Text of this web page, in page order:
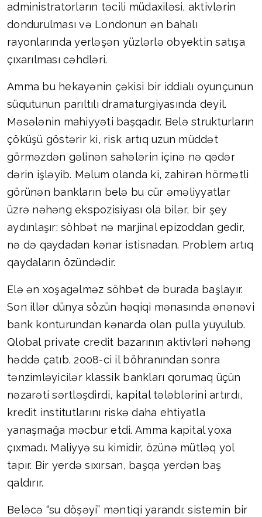
administratorların təcili müdaxiləsi, aktivlərin
dondurulması və Londonun ən bahalı
rayonlarında yerləşən yüzlərlə obyektin satışa
çıxarılması cəhdləri.
Amma bu hekayənin çəkisi bir iddialı oyunçunun
süqutunun parıltılı dramaturgiyasında deyil.
Məsələnin mahiyyəti başqadır. Belə strukturların
çöküşü göstərir ki, risk artıq uzun müddət
görməzdən gəlinən sahələrin içinə nə qədər
dərin işləyib. Məlum olanda ki, zahirən hörmətli
görünən bankların belə bu cür əməliyyatlar
üzrə nəhəng ekspozisiyası ola bilər, bir şey
aydınlaşır: söhbət nə marjinal epizoddan gedir,
nə də qaydadan kənar istisnadan. Problem artıq
qaydaların özündədir.
Elə ən xoşagəlməz söhbət də burada başlayır.
Son illər dünya sözün həqiqi mənasında ənənəvi
bank konturundan kənarda olan pulla yuyulub.
Qlobal private credit bazarının aktivləri nəhəng
həddə çatıb. 2008-ci il böhranından sonra
tənzimləyicilər klassik bankları qorumaq üçün
nəzarəti sərtləşdirdi, kapital tələblərini artırdı,
kredit institutlarını riskə daha ehtiyatla
yanaşmağa məcbur etdi. Amma kapital yoxa
çıxmadı. Maliyyə su kimidir, özünə mütləq yol
tapır. Bir yerdə sıxırsan, başqa yerdən baş
qaldırır.
Beləcə “su döşəyi” məntiqi yarandı: sistemin bir